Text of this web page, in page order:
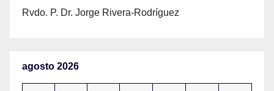
Rvdo. P. Dr. Jorge Rivera-Rodríguez
agosto 2026